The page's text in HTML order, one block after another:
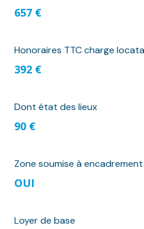
657 €
Honoraires TTC charge
392 €
Dont état des lieux
90 €
Zone soumise à
OUI
Loyer de base